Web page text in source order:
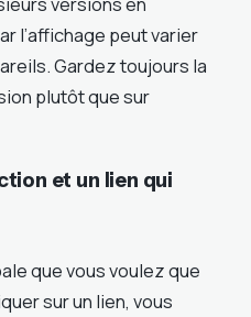
l’affichage peut varier
Gardez toujours la
plutôt que sur
et un lien qui
que vous voulez que
sur un lien, vous